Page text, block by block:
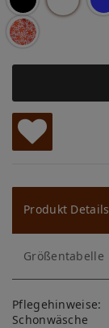
W
u
ns
ch
lis
te
Produkt Details
Größentabelle
Pflegehinweise:
Schonwäsche